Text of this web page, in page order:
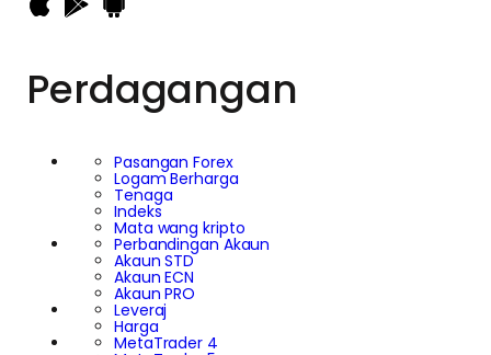
Perdagangan
Pasangan Forex
Logam Berharga
Tenaga
Indeks
Mata wang kripto
Perbandingan Akaun
Akaun STD
Akaun ECN
Akaun PRO
Leveraj
Harga
MetaTrader 4